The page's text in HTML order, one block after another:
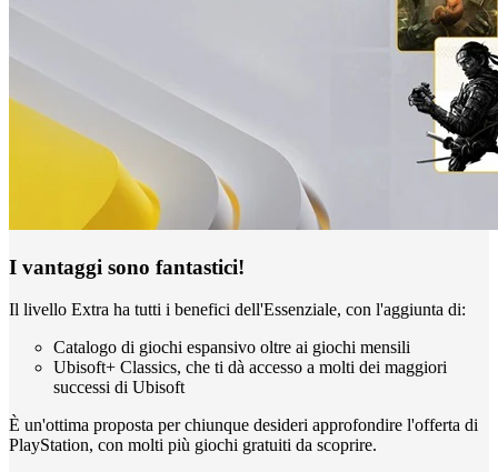
I vantaggi sono fantastici!
Il livello Extra ha tutti i benefici dell'Essenziale, con l'aggiunta di:
Catalogo di giochi espansivo oltre ai giochi mensili
Ubisoft+ Classics, che ti dà accesso a molti dei maggiori
successi di Ubisoft
È un'ottima proposta per chiunque desideri approfondire l'offerta di
PlayStation, con molti più giochi gratuiti da scoprire.